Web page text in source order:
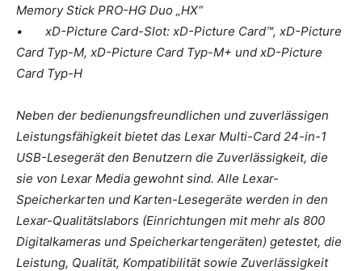
Memory Stick PRO-HG Duo „HX“
• xD-Picture Card-Slot: xD-Picture Card™, xD-Picture
Card Typ-M, xD-Picture Card Typ-M+ und xD-Picture
Card Typ-H
Neben der bedienungsfreundlichen und zuverlässigen
Leistungsfähigkeit bietet das Lexar Multi-Card 24-in-1
USB-Lesegerät den Benutzern die Zuverlässigkeit, die
sie von Lexar Media gewohnt sind. Alle Lexar-
Speicherkarten und Karten-Lesegeräte werden in den
Lexar-Qualitätslabors (Einrichtungen mit mehr als 800
Digitalkameras und Speicherkartengeräten) getestet, die
Leistung, Qualität, Kompatibilität sowie Zuverlässigkeit